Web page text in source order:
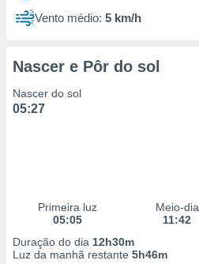
1199
Vento médio: 5 km/h
Nascer e Pôr do sol
Nascer do sol
05:27
Primeira luz
05:05
Meio-dia
11:42
Duração do dia 12h30m
Luz da manhã restante 5h46m